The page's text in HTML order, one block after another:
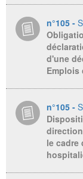
n°105 -
d'une
Emplois
n°105 -
le cadre